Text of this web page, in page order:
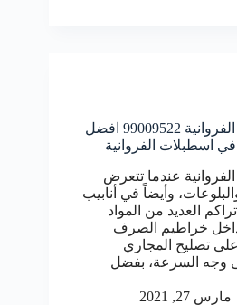
تسليك مجاري اسطبلات الفروانية 99009522 افضل
اسطبلات الفروانية
عندما تتعرض
وأيضاً في أنابيب
العديد من المواد
داخل خراطيم الصرف
تصليح المجاري
وجه السرعة، بفضل
مارس 27, 2021